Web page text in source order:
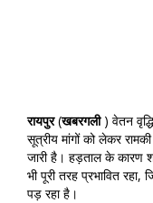
रायपुर(खबरगली) वेतन
सूत्रीय मांगों को लेकर
जारी है। हड़ताल के कारण
भी पूरी तरह प्रभावित रहा,
पड़ रहा है।